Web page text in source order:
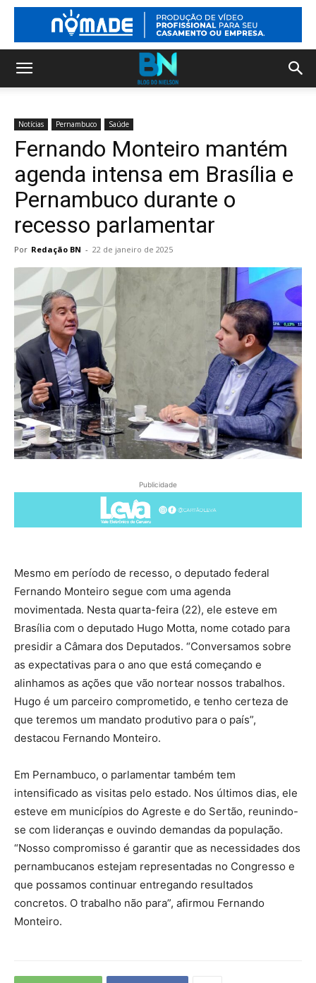
Notícias Pernambuco Saúde
Fernando Monteiro mantém
agenda intensa em Brasília e
Pernambuco durante o
recesso parlamentar
Por Redação BN - 22 de janeiro de 2025
Publicidade
Mesmo em período de recesso, o deputado federal
Fernando Monteiro segue com uma agenda
movimentada. Nesta quarta-feira (22), ele esteve em
Brasília com o deputado Hugo Motta, nome cotado para
presidir a Câmara dos Deputados. “Conversamos sobre
as expectativas para o ano que está começando e
alinhamos as ações que vão nortear nossos trabalhos.
Hugo é um parceiro comprometido, e tenho certeza de
que teremos um mandato produtivo para o país”,
destacou Fernando Monteiro.
Em Pernambuco, o parlamentar também tem
intensificado as visitas pelo estado. Nos últimos dias, ele
esteve em municípios do Agreste e do Sertão, reunindo-
se com lideranças e ouvindo demandas da população.
“Nosso compromisso é garantir que as necessidades dos
pernambucanos estejam representadas no Congresso e
que possamos continuar entregando resultados
concretos. O trabalho não para”, afirmou Fernando
Monteiro.